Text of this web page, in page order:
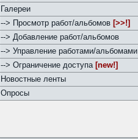
Галереи
--> Просмотр работ/альбомов [>>!]
--> Добавление работ/альбомов
--> Управление работами/альбомами
--> Ограничение доступа [new!]
Новостные ленты
Опросы